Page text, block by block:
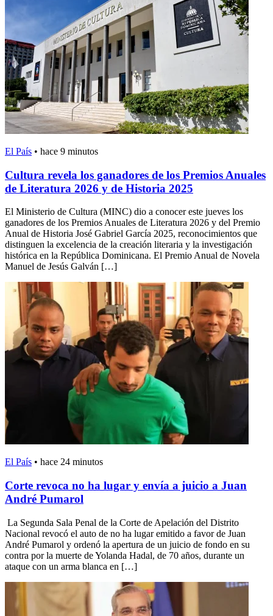
El País • hace 9 minutos
Cultura revela los ganadores de los Premios Anuales
de Literatura 2026 y de Historia 2025
El Ministerio de Cultura (MINC) dio a conocer este jueves los
ganadores de los Premios Anuales de Literatura 2026 y del Premio
Anual de Historia José Gabriel García 2025, reconocimientos que
distinguen la excelencia de la creación literaria y la investigación
histórica en la República Dominicana. El Premio Anual de Novela
Manuel de Jesús Galván […]
El País • hace 24 minutos
Corte revoca no ha lugar y envía a juicio a Juan
André Pumarol
La Segunda Sala Penal de la Corte de Apelación del Distrito
Nacional revocó el auto de no ha lugar emitido a favor de Juan
André Pumarol y ordenó la apertura de un juicio de fondo en su
contra por la muerte de Yolanda Hadal, de 70 años, durante un
ataque con un arma blanca en […]